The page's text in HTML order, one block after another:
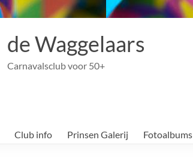
de Waggelaars
Carnavalsclub voor 50+
Club info Prinsen Galerij Fotoalbums